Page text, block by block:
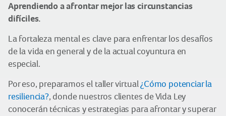
Aprendiendo a afrontar mejor las circunstancias
difíciles.
La fortaleza mental es clave para enfrentar los desafíos
de la vida en general y de la actual coyuntura en
especial.
Por eso, preparamos el taller virtual¿Cómo potenciar la
resiliencia?, donde nuestros clientes de Vida Ley
conocerán técnicas y estrategias para afrontar y superar